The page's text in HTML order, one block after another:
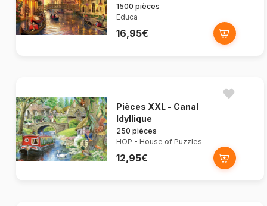
1500 pièces
Educa
16,95€
Pièces XXL - Canal
Idyllique
250 pièces
HOP - House of Puzzles
12,95€